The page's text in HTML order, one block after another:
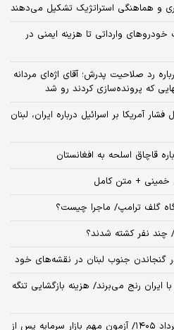
و هماهنگی استراتژیک تشکیل می‌دهند
وارداتی تا هزینه ایمنی در
رد صلاحیت پدرش؛ آقای اژه‌ای مردانه
که پرونده‌سازی کردند رو شد
اعمال فشار آمریکا بر اسرائیل درباره ایران، لبنان
قاچاق اسلحه به افغانستان
خمینی + متن کامل
گلف ترامپ/ ماجرا چیست؟
چند نفر کشته شدند؟
گنجاندن جنوب لبنان در نقشه‌های خود
رنج می‌برند/ هزینه بازگشایی تنگه
​پیش‌بینی بورس فردا دوشنبه ۱۹ مرداد ۱۴۰۵/ آزمون مهم بازار سرمایه پس از